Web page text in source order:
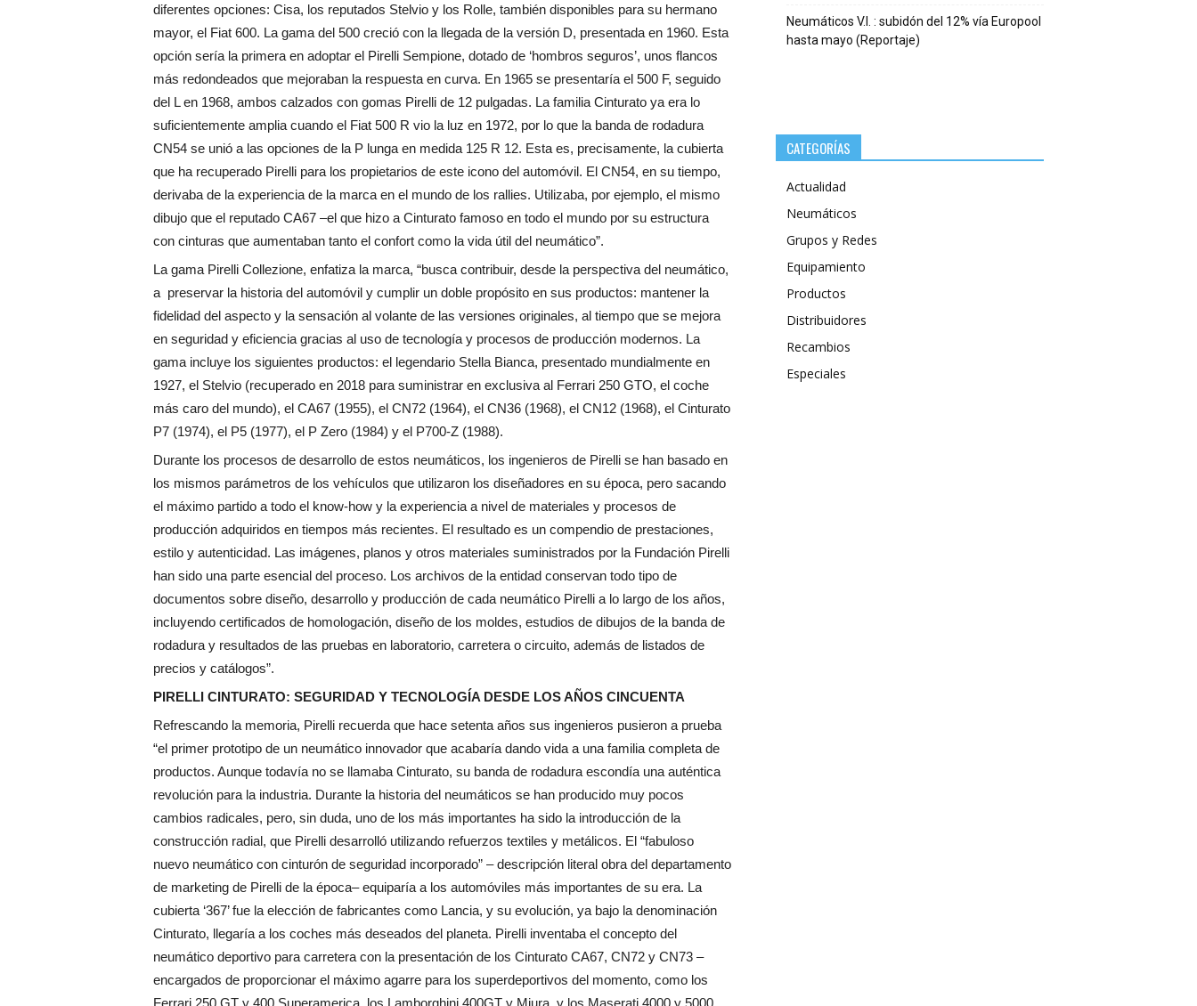
diferentes opciones: Cisa, los reputados Stelvio y los Rolle, también disponibles para su hermano
mayor, el Fiat 600. La gama del 500 creció con la llegada de la versión D, presentada en 1960. Esta
opción sería la primera en adoptar el Pirelli Sempione, dotado de ‘hombros seguros’, unos flancos
más redondeados que mejoraban la respuesta en curva. En 1965 se presentaría el 500 F, seguido
del L en 1968, ambos calzados con gomas Pirelli de 12 pulgadas. La familia Cinturato ya era lo
suficientemente amplia cuando el Fiat 500 R vio la luz en 1972, por lo que la banda de rodadura
CN54 se unió a las opciones de la P lunga en medida 125 R 12. Esta es, precisamente, la cubierta
que ha recuperado Pirelli para los propietarios de este icono del automóvil. El CN54, en su tiempo,
derivaba de la experiencia de la marca en el mundo de los rallies. Utilizaba, por ejemplo, el mismo
dibujo que el reputado CA67 –el que hizo a Cinturato famoso en todo el mundo por su estructura
con cinturas que aumentaban tanto el confort como la vida útil del neumático”.
La gama Pirelli Collezione, enfatiza la marca, “busca contribuir, desde la perspectiva del neumático,
a preservar la historia del automóvil y cumplir un doble propósito en sus productos: mantener la
fidelidad del aspecto y la sensación al volante de las versiones originales, al tiempo que se mejora
en seguridad y eficiencia gracias al uso de tecnología y procesos de producción modernos. La
gama incluye los siguientes productos: el legendario Stella Bianca, presentado mundialmente en
1927, el Stelvio (recuperado en 2018 para suministrar en exclusiva al Ferrari 250 GTO, el coche
más caro del mundo), el CA67 (1955), el CN72 (1964), el CN36 (1968), el CN12 (1968), el Cinturato
P7 (1974), el P5 (1977), el P Zero (1984) y el P700-Z (1988).
Durante los procesos de desarrollo de estos neumáticos, los ingenieros de Pirelli se han basado en
los mismos parámetros de los vehículos que utilizaron los diseñadores en su época, pero sacando
el máximo partido a todo el know-how y la experiencia a nivel de materiales y procesos de
producción adquiridos en tiempos más recientes. El resultado es un compendio de prestaciones,
estilo y autenticidad. Las imágenes, planos y otros materiales suministrados por la Fundación Pirelli
han sido una parte esencial del proceso. Los archivos de la entidad conservan todo tipo de
documentos sobre diseño, desarrollo y producción de cada neumático Pirelli a lo largo de los años,
incluyendo certificados de homologación, diseño de los moldes, estudios de dibujos de la banda de
rodadura y resultados de las pruebas en laboratorio, carretera o circuito, además de listados de
precios y catálogos”.
PIRELLI CINTURATO: SEGURIDAD Y TECNOLOGÍA DESDE LOS AÑOS CINCUENTA
Refrescando la memoria, Pirelli recuerda que hace setenta años sus ingenieros pusieron a prueba
“el primer prototipo de un neumático innovador que acabaría dando vida a una familia completa de
productos. Aunque todavía no se llamaba Cinturato, su banda de rodadura escondía una auténtica
revolución para la industria. Durante la historia del neumáticos se han producido muy pocos
cambios radicales, pero, sin duda, uno de los más importantes ha sido la introducción de la
construcción radial, que Pirelli desarrolló utilizando refuerzos textiles y metálicos. El “fabuloso
nuevo neumático con cinturón de seguridad incorporado” – descripción literal obra del departamento
de marketing de Pirelli de la época– equiparía a los automóviles más importantes de su era. La
cubierta ‘367’ fue la elección de fabricantes como Lancia, y su evolución, ya bajo la denominación
Cinturato, llegaría a los coches más deseados del planeta. Pirelli inventaba el concepto del
neumático deportivo para carretera con la presentación de los Cinturato CA67, CN72 y CN73 –
encargados de proporcionar el máximo agarre para los superdeportivos del momento, como los
Ferrari 250 GT y 400 Superamerica, los Lamborghini 400GT y Miura, y los Maserati 4000 y 5000.
Neumáticos V.I. : subidón del 12% vía Europool
hasta mayo (Reportaje)
CATEGORÍAS
Actualidad
Neumáticos
Grupos y Redes
Equipamiento
Productos
Distribuidores
Recambios
Especiales